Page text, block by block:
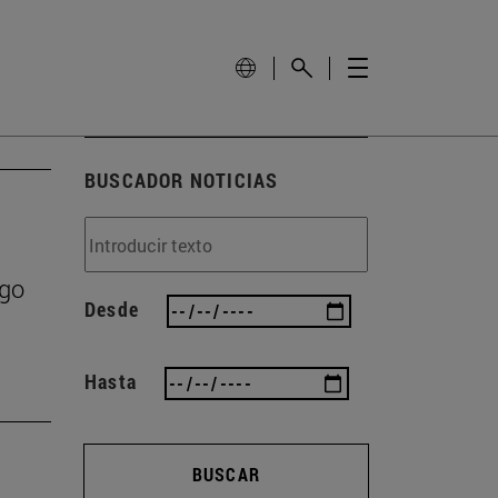
BUSCADOR NOTICIAS
Desde
Hasta
BUSCAR